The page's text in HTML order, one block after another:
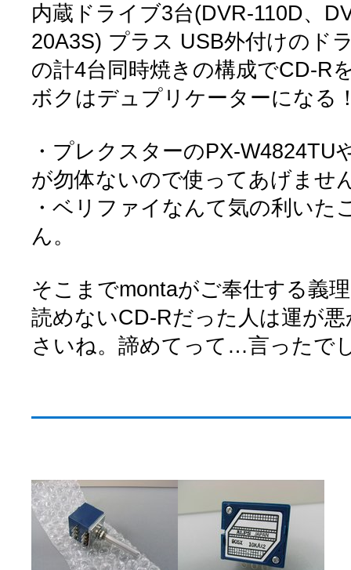
内蔵ドライブ3台(DVR-110D、
20A3S) プラス USB外付けのド
の計4台同時焼きの構成でCD-R
ボクはデュプリケーターになる
・プレクスターのPX-W4824TU
が勿体ないので使ってあげませ
・ベリファイなんて気の利いた
ん。
そこまでmontaがご奉仕する義
読めないCD-Rだった人は運が
さいね。諦めてって…言ったで